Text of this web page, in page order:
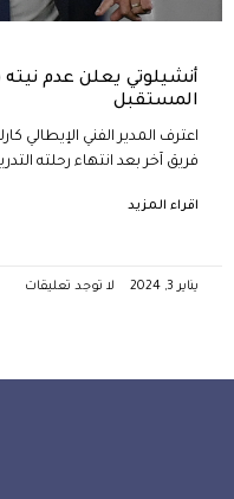
أنشيلوتي يعلن عدم
المستقبل
اعترف المدير الفني الإيطالي
فريق آخر بعد انتهاء رحلته
اقراء المزيد
يناير 3, 2024 لا توجد تعليقات